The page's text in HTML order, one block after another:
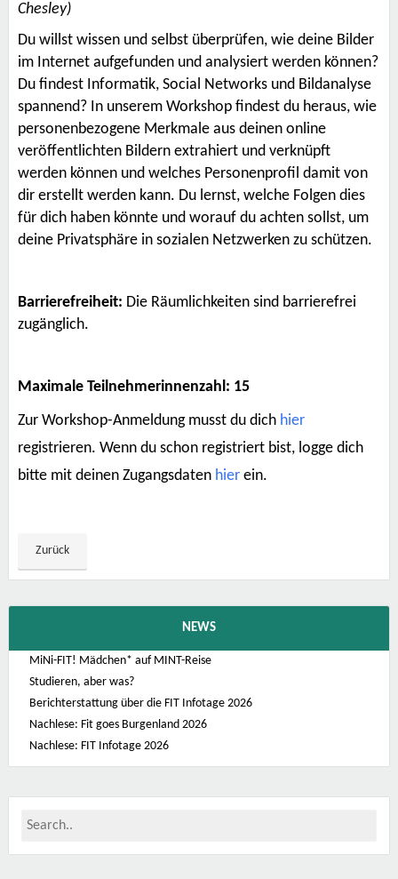
Chesley)
Du willst wissen und selbst überprüfen, wie deine Bilder
im Internet aufgefunden und analysiert werden können?
Du findest Informatik, Social Networks und Bildanalyse
spannend? In unserem Workshop findest du heraus, wie
personenbezogene Merkmale aus deinen online
veröffentlichten Bildern extrahiert und verknüpft
werden können und welches Personenprofil damit von
dir erstellt werden kann. Du lernst, welche Folgen dies
für dich haben könnte und worauf du achten sollst, um
deine Privatsphäre in sozialen Netzwerken zu schützen.
Barrierefreiheit: Die Räumlichkeiten sind barrierefrei
zugänglich.
Maximale Teilnehmerinnenzahl: 15
Zur Workshop-Anmeldung musst du dich hier
registrieren. Wenn du schon registriert bist, logge dich
bitte mit deinen Zugangsdaten hier ein.
Zurück
NEWS
MiNi-FIT! Mädchen* auf MINT-Reise
Studieren, aber was?
Berichterstattung über die FIT Infotage 2026
Nachlese: Fit goes Burgenland 2026
Nachlese: FIT Infotage 2026